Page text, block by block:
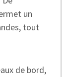
un
tout
de bord,